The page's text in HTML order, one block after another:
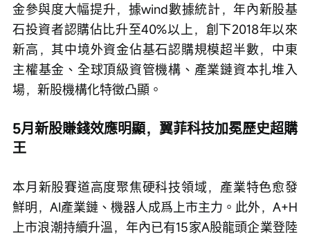
金參與度大幅提升，據wind數據統計，年內新股基
石投資者認購佔比升至40%以上，創下2018年以來
新高，其中境外資金佔基石認購規模超半數，中東
主權基金、全球頂級資管機構、產業鏈資本扎堆入
場，新股機構化特徵凸顯。
5月新股賺錢效應明顯，翼菲科技加冕歷史超購
王
本月新股賽道高度聚焦硬科技領域，產業特色愈發
鮮明，AI產業鏈、機器人成爲上市主力。此外，A+H
上市浪潮持續升溫，年內已有15家A股龍頭企業登陸